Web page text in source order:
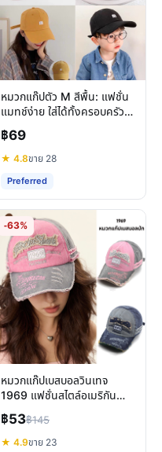
หมวกแก๊ปตัว M สีพื้น: แฟชั่น
แมทช์ง่าย ใส่ได้ทั้งครอบครัว
ทุกเพศทุกวัย
฿69
★ 4.8ขาย 28
Preferred
-63%
หมวกแก๊ปเบสบอลวินเทจ
1969 แฟชั่นสไตล์อเมริกัน
ฮิปฮอป ใส่ได้ทุกเพศ ทุกโอกาส
฿53฿145
★ 4.9ขาย 23